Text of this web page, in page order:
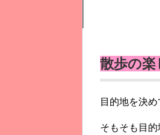
散歩の
目的地を決
そもそも目的